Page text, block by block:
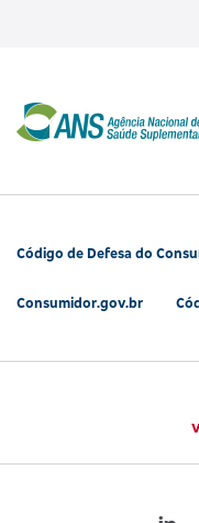
Código de Defesa do
Consumidor.gov.br